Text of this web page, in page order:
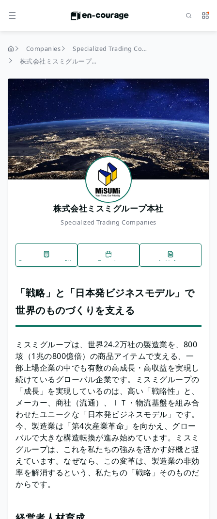
MENU Search
home Companies
Specialized Trading Companies
株式会社ミスミグループ本社
株式会社ミスミグループ本社
Specialized Trading Companies
Company profile Events Articles
「戦略」と「日本発ビジネスモデル」で
世界のものづくりを支える
ミスミグループは、世界24.2万社の製造業を、800
垓（1兆の800億倍）の商品アイテムで支える、一
部上場企業の中でも有数の高成長・高収益を実現し
続けているグローバル企業です。ミスミグループの
「成長」を実現しているのは、高い「戦略性」と、
メーカー、商社（流通）、ＩＴ・物流基盤を組み合
わせたユニークな「日本発ビジネスモデル」です。
今、製造業は「第4次産業革命」を向かえ、グロー
バルで大きな構造転換が進み始めています。ミスミ
グループは、これを私たちの強みを活かす好機と捉
えています。なぜなら、この変革は、製造業の非効
率を解消するという、私たちの「戦略」そのものだ
からです。